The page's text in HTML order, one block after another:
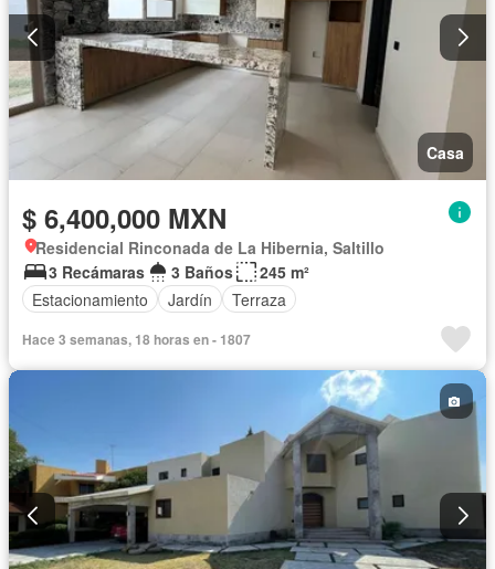
Casa
$ 6,400,000 MXN
Residencial Rinconada de La Hibernia, Saltillo
3 Recámaras
3 Baños
245 m²
Estacionamiento
Jardín Terraza
Hace 3 semanas, 18 horas en - 1807